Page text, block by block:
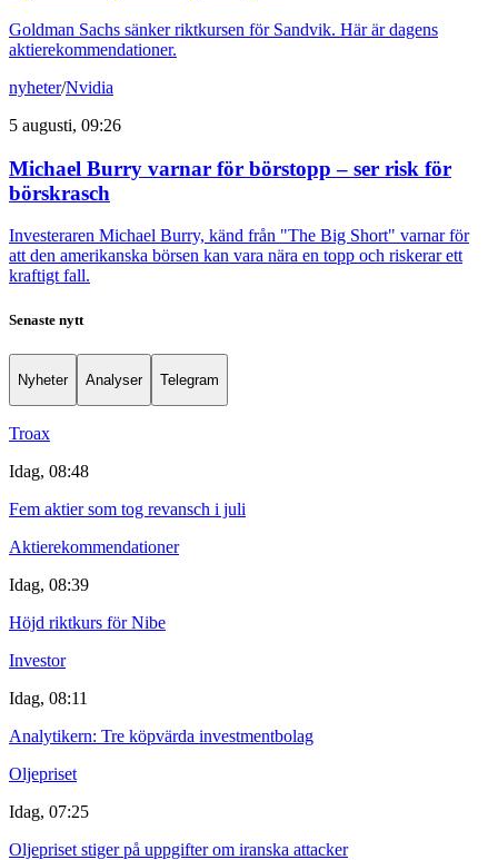
Goldman Sachs sänker riktkursen för Sandvik. Här är dagens
aktierekommendationer.
nyheter/Nvidia
5 augusti, 09:26
Michael Burry varnar för börstopp – ser risk för
börskrasch
Investeraren Michael Burry, känd från "The Big Short" varnar för
att den amerikanska börsen kan vara nära en topp och riskerar ett
kraftigt fall.
Senaste nytt
Nyheter Analyser Telegram
Troax
Idag, 08:48
Fem aktier som tog revansch i juli
Aktierekommendationer
Idag, 08:39
Höjd riktkurs för Nibe
Investor
Idag, 08:11
Analytikern: Tre köpvärda investmentbolag
Oljepriset
Idag, 07:25
Oljepriset stiger på uppgifter om iranska attacker